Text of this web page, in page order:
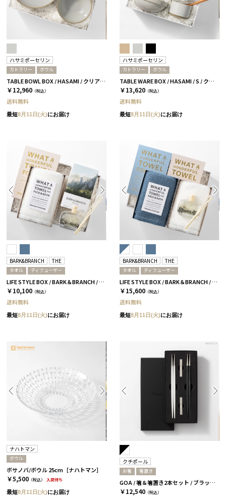
ハサミポーセリン
カトラリー ボウル
TABLE BOWL BOX / HASAMI / クリア［ハサミポーセリン］
￥12,960 （税込）
送料無料
最短8月11日(火)にお届け
ハサミポーセリン
カトラリー ボウル
TABLE WARE BOX / HASAMI / S / クリア［ハサミポーセリン］
￥13,620 （税込）
送料無料
最短8月11日(火)にお届け
BARK&BRANCH THE
タオル ディフューザー
LIFE STYLE BOX / BARK＆BRANCH / ホワイト
￥10,100 （税込）
送料無料
最短8月11日(火)にお届け
BARK&BRANCH THE
タオル ディフューザー
LIFE STYLE BOX / BARK＆BRANCH / DUO / ブルー＆ホワイト
￥15,600 （税込）
送料無料
最短8月11日(火)にお届け
ナハトマン
ボウル
ボサノバ/ボウル 25cm［ナハトマン］
￥5,500 （税込） 入荷待ち
最短8月11日(火)にお届け
クチポール
お箸 箸置き
GOA / 箸＆箸置き2本セット / ブラックシルバー＆ホワイトシルバー［クチポール］
￥12,540 （税込）